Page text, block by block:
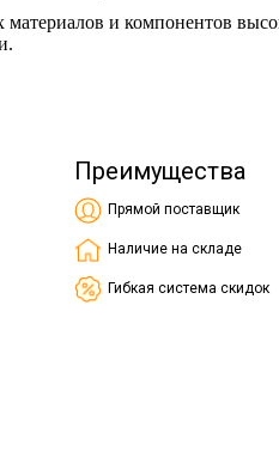
материалов и компонентов
Преимущества
Прямой поставщик
Наличие на складе
Гибкая система скидок